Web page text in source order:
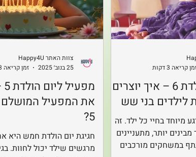
מפעיל ליום הולדת 6 – איך יוצרים
לילדים בני שש
מיוחד בחיי כל ילד. זה
יותר, מתעניינים
במשחקים מורכבים
קריאה 3 דקות
את המפעיל המושלם
5?
חגיגת יום הולדת חמש היא
מרגשים שילד יכול לחוות.
צוות האתר Happy4U
25 בנוב׳ 2025
זמן קריאה 3 דקות